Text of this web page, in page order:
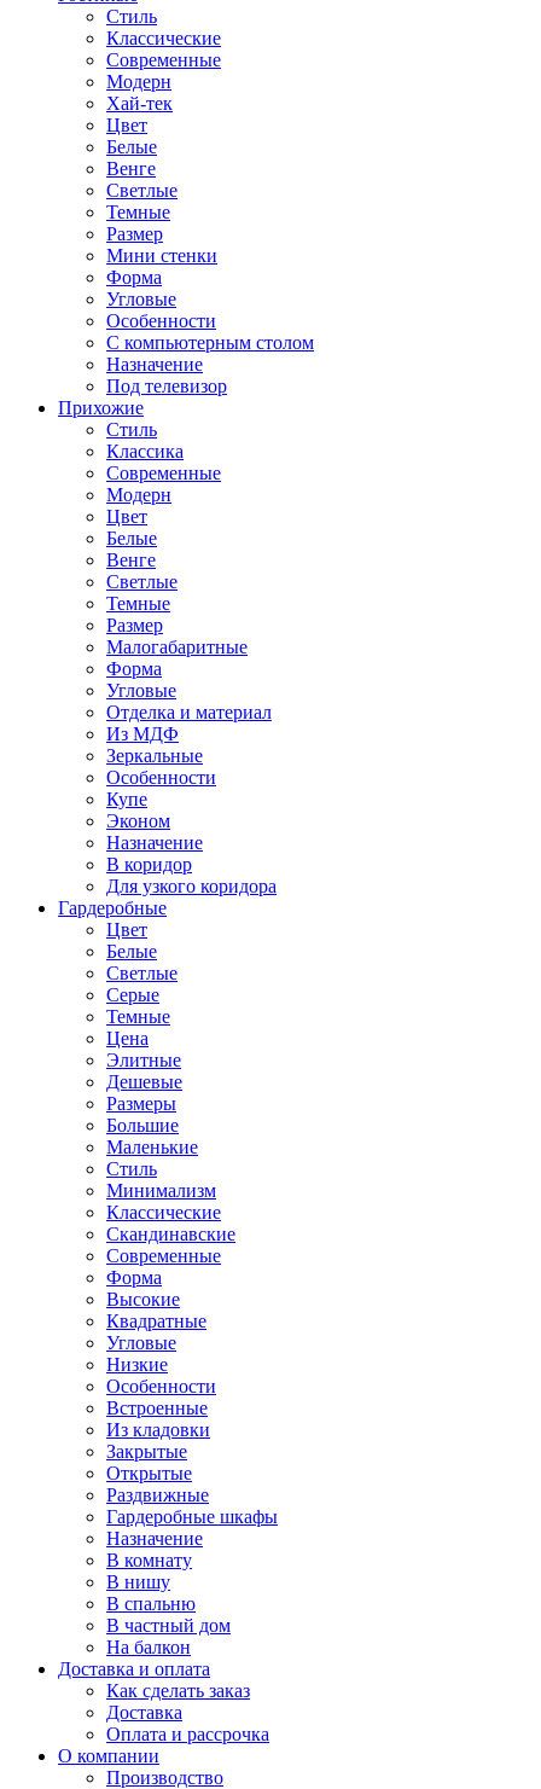
Стиль
Классические
Современные
Модерн
Хай-тек
Цвет
Белые
Венге
Светлые
Темные
Размер
Мини стенки
Форма
Угловые
Особенности
С компьютерным столом
Назначение
Под телевизор
Прихожие
Стиль
Классика
Современные
Модерн
Цвет
Белые
Венге
Светлые
Темные
Размер
Малогабаритные
Форма
Угловые
Отделка и материал
Из МДФ
Зеркальные
Особенности
Купе
Эконом
Назначение
В коридор
Для узкого коридора
Гардеробные
Цвет
Белые
Светлые
Серые
Темные
Цена
Элитные
Дешевые
Размеры
Большие
Маленькие
Стиль
Минимализм
Классические
Скандинавские
Современные
Форма
Высокие
Квадратные
Угловые
Низкие
Особенности
Встроенные
Из кладовки
Закрытые
Открытые
Раздвижные
Гардеробные шкафы
Назначение
В комнату
В нишу
В спальню
В частный дом
На балкон
Доставка и оплата
Как сделать заказ
Доставка
Оплата и рассрочка
О компании
Производство